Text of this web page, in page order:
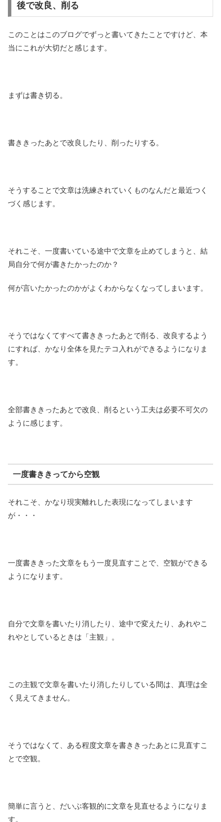
後で改良、削る
このことはこのブログでずっと書いてきたことですけど、本
当にこれが大切だと感じます。
まずは書き切る。
書ききったあとで改良したり、削ったりする。
そうすることで文章は洗練されていくものなんだと最近つく
づく感じます。
それこそ、一度書いている途中で文章を止めてしまうと、結
局自分で何が書きたかったのか？
何が言いたかったのかがよくわからなくなってしまいます。
そうではなくてすべて書ききったあとで削る、改良するよう
にすれば、かなり全体を見たテコ入れができるようになりま
す。
全部書ききったあとで改良、削るという工夫は必要不可欠の
ように感じます。
一度書ききってから空観
それこそ、かなり現実離れした表現になってしまいます
が・・・
一度書ききった文章をもう一度見直すことで、空観ができる
ようになります。
自分で文章を書いたり消したり、途中で変えたり、あれやこ
れやとしているときは「主観」。
この主観で文章を書いたり消したりしている間は、真理は全
く見えてきません。
そうではなくて、ある程度文章を書ききったあとに見直すこ
とで空観。
簡単に言うと、だいぶ客観的に文章を見直せるようになりま
す。